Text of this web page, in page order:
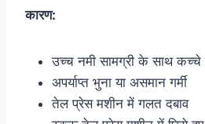
कारण:
उच्च नमी सामग्री के साथ
अपर्याप्त भुना या असमान गर्मी
तेल प्रेस मशीन में गलत दबाव